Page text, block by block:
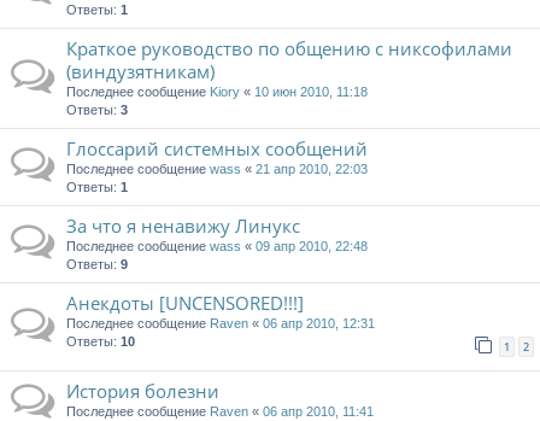
Ответы: 1
Краткое руководство по общению с никсофилами
(виндузятникам)
Последнее сообщение Kiory « 10 июн 2010, 11:18
Ответы: 3
Глоссарий системных сообщений
Последнее сообщение wass « 21 апр 2010, 22:03
Ответы: 1
За что я ненавижу Линукс
Последнее сообщение wass « 09 апр 2010, 22:48
Ответы: 9
Анекдоты [UNCENSORED!!!]
Последнее сообщение Raven « 06 апр 2010, 12:31
Ответы: 10 1 2
История болезни
Последнее сообщение Raven « 06 апр 2010, 11:41